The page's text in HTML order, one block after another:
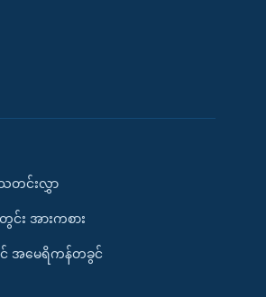
သတင်းလွှာ
း အားကစား
အမေရိကန်တခွင်